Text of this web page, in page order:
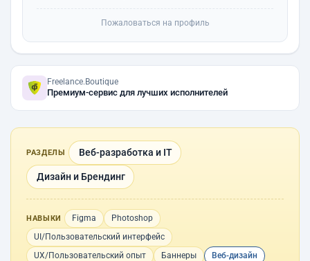
Пожаловаться на профиль
Freelance.Boutique
Премиум-сервис для лучших исполнителей
РАЗДЕЛЫ Веб-разработка и IT
Дизайн и Брендинг
НАВЫКИ Figma
Photoshop
UI/Пользовательский интерфейс
UX/Пользовательский опыт
Баннеры
Веб-дизайн